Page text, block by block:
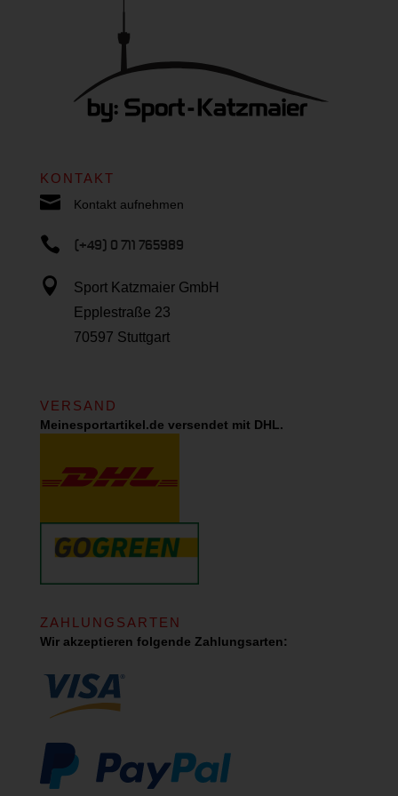
KONTAKT
 Kontakt aufnehmen
 (+49) 0 711 765989

Sport Katzmaier GmbH
Epplestraße 23
70597 Stuttgart
VERSAND
Meinesportartikel.de versendet mit DHL.
ZAHLUNGSARTEN
Wir akzeptieren folgende Zahlungsarten: